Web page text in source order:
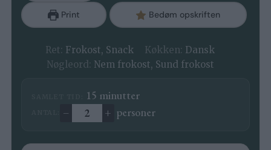
Print Bedøm opskriften
Ret: Frokost, Snack Køkken: Dansk
Nøgleord: Nem frokost, Sund frokost
15minutter
minutter
Ændre antal
– + personer